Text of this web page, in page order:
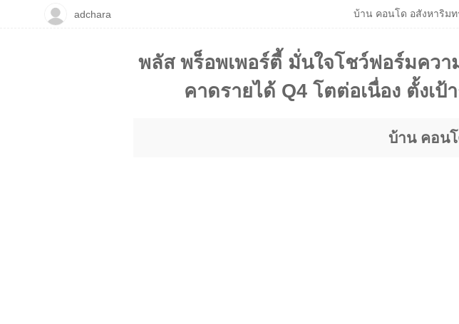
พลัส พร็อพเพอร์ตี้ มั่นใจโชว์ฟอร์มคว
คาดรายได้ Q4 โตต่อเนื่อง ตั้งเ
บ้าน คอน
adchara บ้าน คอนโด อสังหาริมท